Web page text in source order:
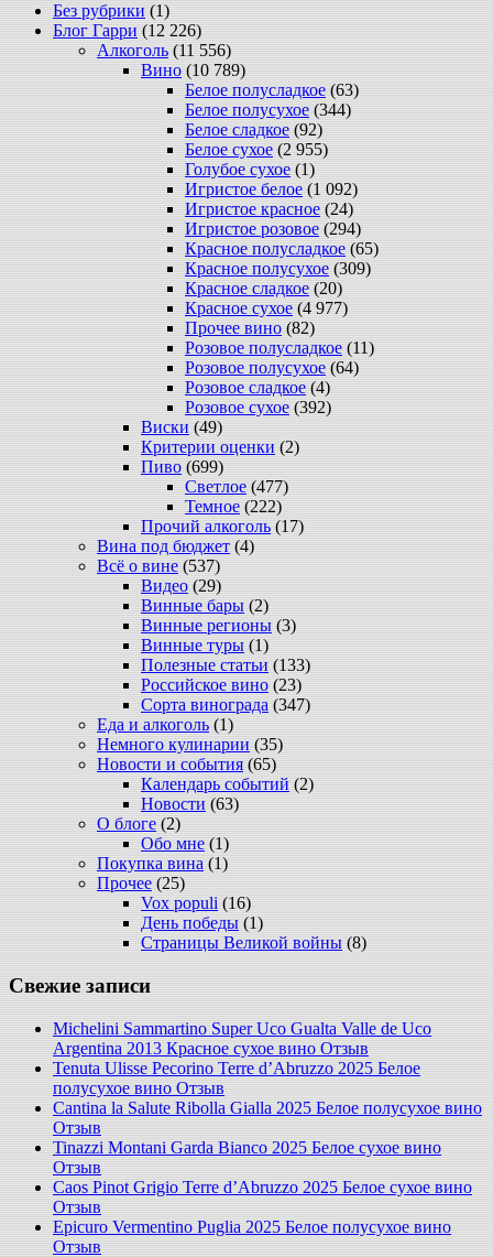
Без рубрики (1)
Блог Гарри (12 226)
Алкоголь (11 556)
Вино (10 789)
Белое полусладкое (63)
Белое полусухое (344)
Белое сладкое (92)
Белое сухое (2 955)
Голубое сухое (1)
Игристое белое (1 092)
Игристое красное (24)
Игристое розовое (294)
Красное полусладкое (65)
Красное полусухое (309)
Красное сладкое (20)
Красное сухое (4 977)
Прочее вино (82)
Розовое полусладкое (11)
Розовое полусухое (64)
Розовое сладкое (4)
Розовое сухое (392)
Виски (49)
Критерии оценки (2)
Пиво (699)
Светлое (477)
Темное (222)
Прочий алкоголь (17)
Вина под бюджет (4)
Всё о вине (537)
Видео (29)
Винные бары (2)
Винные регионы (3)
Винные туры (1)
Полезные статьи (133)
Российское вино (23)
Сорта винограда (347)
Еда и алкоголь (1)
Немного кулинарии (35)
Новости и события (65)
Календарь событий (2)
Новости (63)
О блоге (2)
Обо мне (1)
Покупка вина (1)
Прочее (25)
Vox populi (16)
День победы (1)
Страницы Великой войны (8)
Свежие записи
Michelini Sammartino Super Uco Gualta Valle de Uco
Argentina 2013 Красное сухое вино Отзыв
Tenuta Ulisse Pecorino Terre d’Abruzzo 2025 Белое
полусухое вино Отзыв
Cantina la Salute Ribolla Gialla 2025 Белое полусухое вино
Отзыв
Tinazzi Montani Garda Bianco 2025 Белое сухое вино
Отзыв
Caos Pinot Grigio Terre d’Abruzzo 2025 Белое сухое вино
Отзыв
Epicuro Vermentino Puglia 2025 Белое полусухое вино
Отзыв